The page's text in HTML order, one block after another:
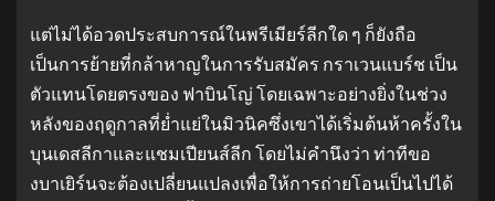
แต่ไม่ได้อวดประสบการณ์ในพรีเมียร์ลีกใด ๆ ก็ยังถือ
เป็นการย้ายที่กล้าหาญในการรับสมัคร กราเวนแบร์ช เป็น
ตัวแทนโดยตรงของ ฟาบินโญ่ โดยเฉพาะอย่างยิ่งในช่วง
หลังของฤดูกาลที่ย่ำแย่ในมิวนิคซึ่งเขาได้เริ่มต้นห้าครั้งใน
บุนเดสลีกาและแชมเปียนส์ลีก โดยไม่คำนึงว่า ท่าทีขอ
งบาเยิร์นจะต้องเปลี่ยนแปลงเพื่อให้การถ่ายโอนเป็นไปได้